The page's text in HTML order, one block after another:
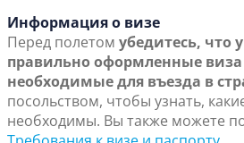
Информация о визе
Перед полетом убедитесь, что
правильно оформленные
необходимые для въезда в
посольством, чтобы узнать,
необходимы. Вы также можете